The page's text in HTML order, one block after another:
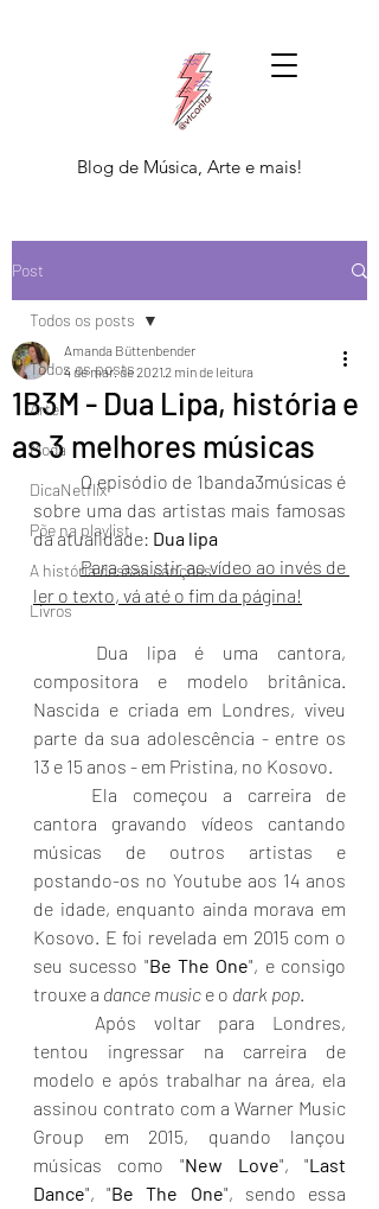
Blog de Música, Arte e mais!
Post
Todos os posts
Arte
Moda
DicaNetflix
Põe na playlist
A história dessas canções
Livros
Todos os posts
1B3M - Dua Lipa, história e
as 3 melhores músicas
Amanda Büttenbender
4 de mar. de 20212 min de leitura
	O episódio de 1banda3músicas é
sobre uma das artistas mais famosas
da atualidade: Dua lipa
	Para assistir ao vídeo ao invés de
ler o texto, vá até o fim da página!
compositora e modelo britânica.
Nascida e criada em Londres, viveu
parte da sua adolescência - entre os
13 e 15 anos - em Pristina, no Kosovo.
cantora gravando vídeos cantando
músicas de outros artistas e
postando-os no Youtube aos 14 anos
de idade, enquanto ainda morava em
Kosovo. E foi revelada em 2015 com o
seu sucesso "Be The One", e consigo
trouxe a dance music e o dark pop.
tentou ingressar na carreira de
modelo e após trabalhar na área, ela
assinou contrato com a Warner Music
Group em 2015, quando lançou
músicas como "New Love", "Last
Dance", "Be The One", sendo essa